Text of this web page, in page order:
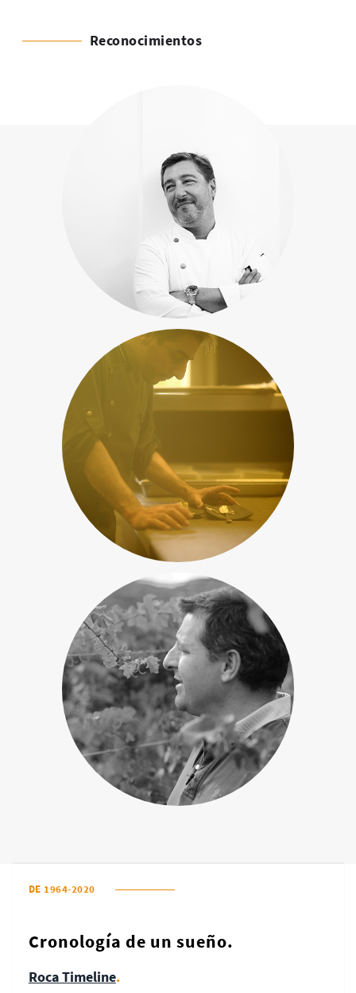
Reconocimientos
DE 1964-2020
Cronología de un sueño.
Roca Timeline.